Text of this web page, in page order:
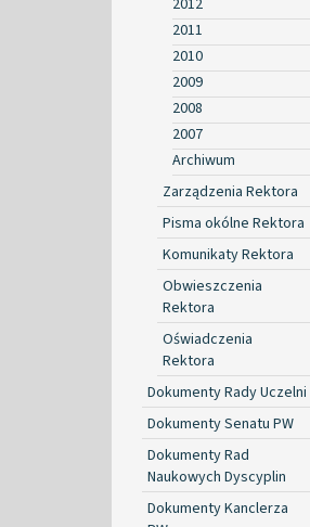
2011
2010
2009
2008
2007
Archiwum
Zarządzenia Rektora
Pisma okólne Rektora
Komunikaty Rektora
Obwieszczenia
Rektora
Oświadczenia
Rektora
Dokumenty Rady Uczelni
Dokumenty Senatu PW
Dokumenty Rad
Naukowych Dyscyplin
Dokumenty Kanclerza